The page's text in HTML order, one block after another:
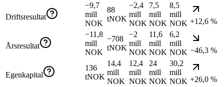
Driftsresultat
−9,7
mill
NOK
88
tNOK
−2,4
mill
NOK
7,5
mill
NOK
8,5
mill
NOK +12,6 %
Årsresultat
−11,8
mill
NOK
−708
tNOK
−2
mill
NOK
11,6
mill
NOK
6,2
mill
NOK −46,3 %
Egenkapital
136
tNOK
14,4
mill
NOK
12,4
mill
NOK
24
mill
NOK
30,2
mill
NOK +26,0 %